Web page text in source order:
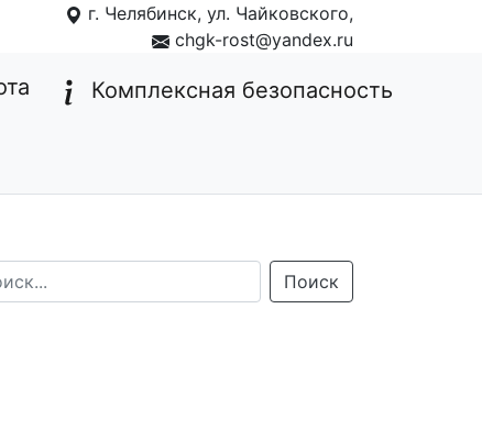
г. Челябинск, ул. Чайковского,
chgk-rost@yandex.ru
Комплексная безопасность
Поиск